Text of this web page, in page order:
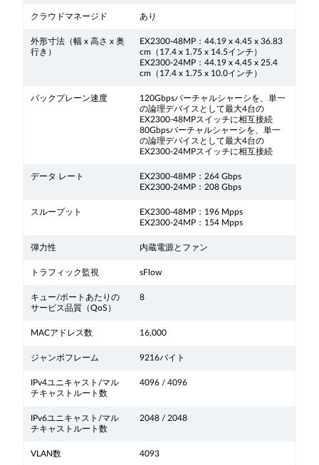
クラウドマネージド あり
外形寸法（幅 x 高さ x 奥
行き）
EX2300-48MP：44.19 x 4.45 x 36.83
cm（17.4 x 1.75 x 14.5インチ）
EX2300-24MP：44.19 x 4.45 x 25.4
cm（17.4 x 1.75 x 10.0インチ）
バックプレーン速度
120Gbpsバーチャルシャーシを、単一
の論理デバイスとして最大4台の
EX2300-48MPスイッチに相互接続
80Gbpsバーチャルシャーシを、単一
の論理デバイスとして最大4台の
EX2300-24MPスイッチに相互接続
データ レート
EX2300-48MP：264 Gbps
EX2300-24MP：208 Gbps
スループット
EX2300-48MP：196 Mpps
EX2300-24MP：154 Mpps
弾力性 内蔵電源とファン
トラフィック監視 sFlow
キュー/ポートあたりの
サービス品質（QoS）
8
MACアドレス数 16,000
ジャンボフレーム 9216バイト
IPv4ユニキャスト/マル
チキャストルート数
4096 / 4096
IPv6ユニキャスト/マル
チキャストルート数
2048 / 2048
VLAN数 4093